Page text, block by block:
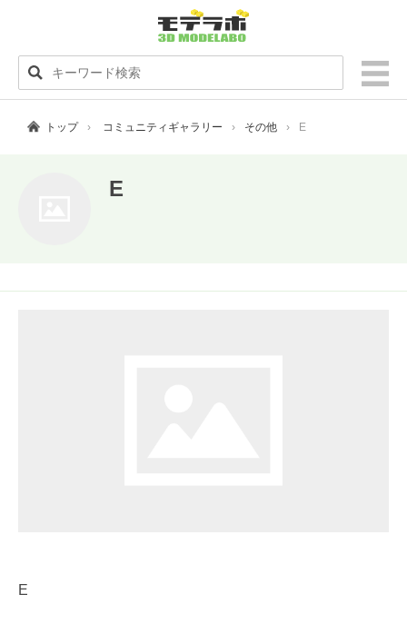
トップ コミュニティギャラリー その他 E
E
E